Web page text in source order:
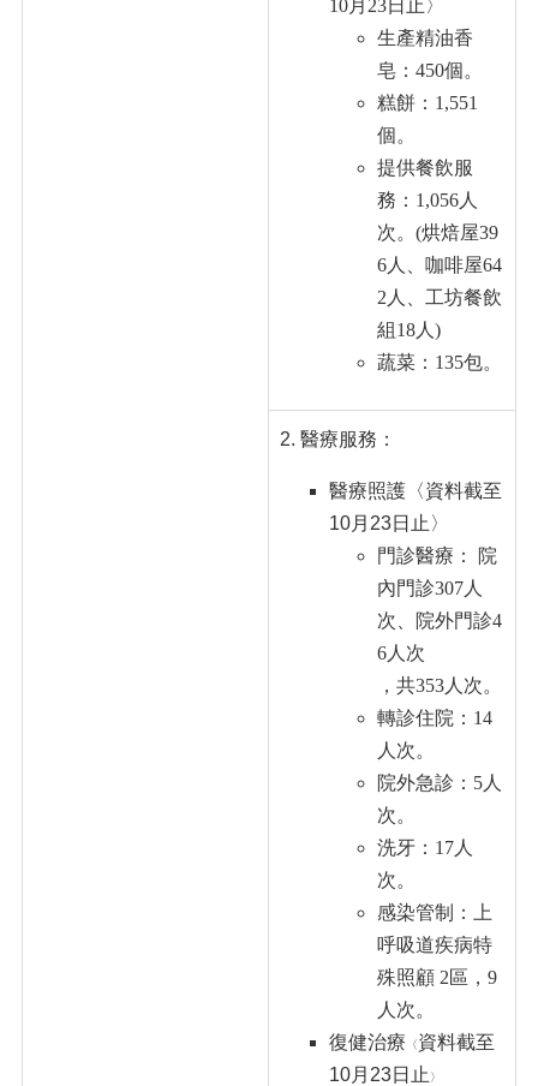
10月23日止 〉
生產精油香
皂：450個。
糕餅：1,551
個。
提供餐飲服
務：1,056人
次。 (烘焙屋39
6人、咖啡屋64
2人、工坊餐飲
組18人)
蔬菜：135包。
醫療服務：
醫療照護 〈資料截至
10月23日止 〉
門診醫療： 院
內門診307人
次 、院外門診4
6人次
，共353人次。
轉診住院：14
人次。
院外急診：5人
次。
洗牙：17人
次。
感染管制：上
呼吸道疾病特
殊照顧 2區，9
人次。
復健治療 〈資料截至
10月23日止 〉